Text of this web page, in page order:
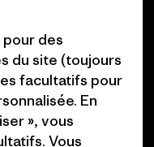
d’affiliation
Luxembourg Plan du
des
du site (toujours
facultatifs pour
En
», vous
Vous